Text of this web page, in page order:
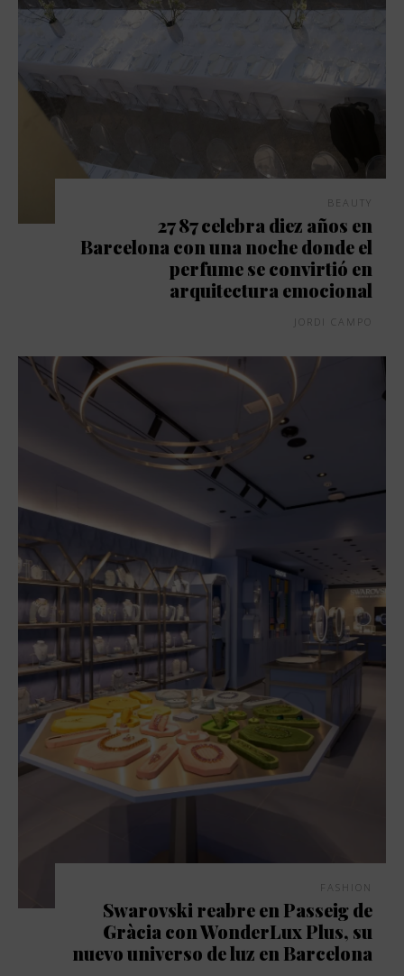
BEAUTY
27 87 celebra diez años en
Barcelona con una noche donde el
perfume se convirtió en
arquitectura emocional
JORDI CAMPO
FASHION
Swarovski reabre en Passeig de
Gràcia con WonderLux Plus, su
nuevo universo de luz en Barcelona